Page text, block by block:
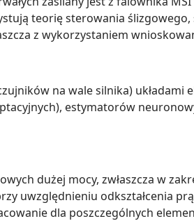
teorię sterowania
z wykorzystaniem
na wale silnika) układami
estymatorów
dużej mocy, zwłaszcza w
uwzględnieniu odkształcenia
dla poszczególnych